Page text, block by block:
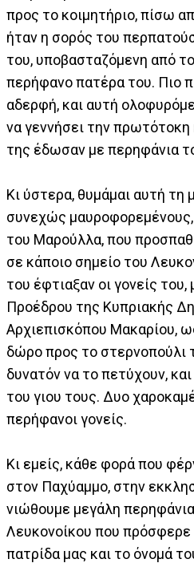
προς το κοιμητήριο, πίσω
ήταν η σορός του
του, υποβασταζόμενη από
περήφανο πατέρα του. Πιο
αδερφή, και αυτή
να γεννήσει την
της έδωσαν με περηφάνια
Κι ύστερα, θυμάμαι αυτή τη
συνεχώς
του Μαρούλλα, που
σε κάποιο σημείο του
του έφτιαξαν οι γονείς
Προέδρου της Κυπριακής
Αρχιεπισκόπου Μακαρίου,
δώρο προς το στερνοπούλι
δυνατόν να το πετύχουν,
του γιου τους. Δυο
περήφανοι γονείς.
Κι εμείς, κάθε φορά που
στον Παχύαμμο, στην
νιώθουμε μεγάλη
Λευκονοίκου που
πατρίδα μας και το όνομά